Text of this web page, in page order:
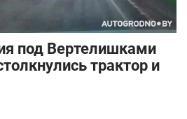
под Вертелишками
трактор и